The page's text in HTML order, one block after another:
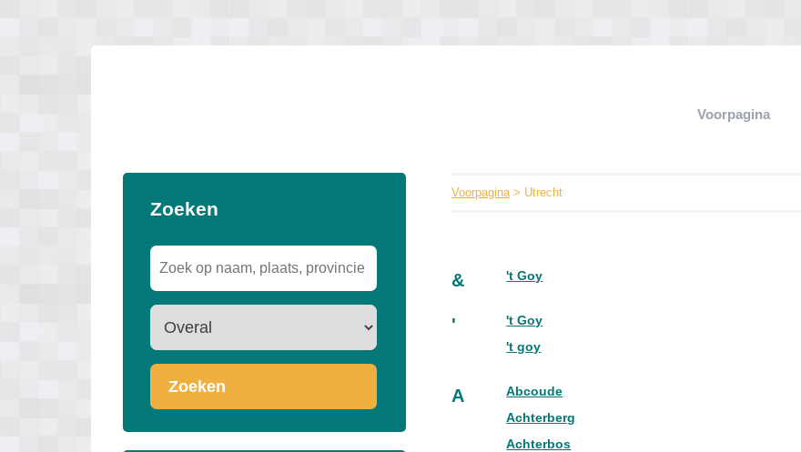
Voorpagina
Zoeken
Zoeken
Voorpagina> Utrecht
& 't Goy
'
't Goy
't goy
A
Abcoude
Achterberg
Achterbos